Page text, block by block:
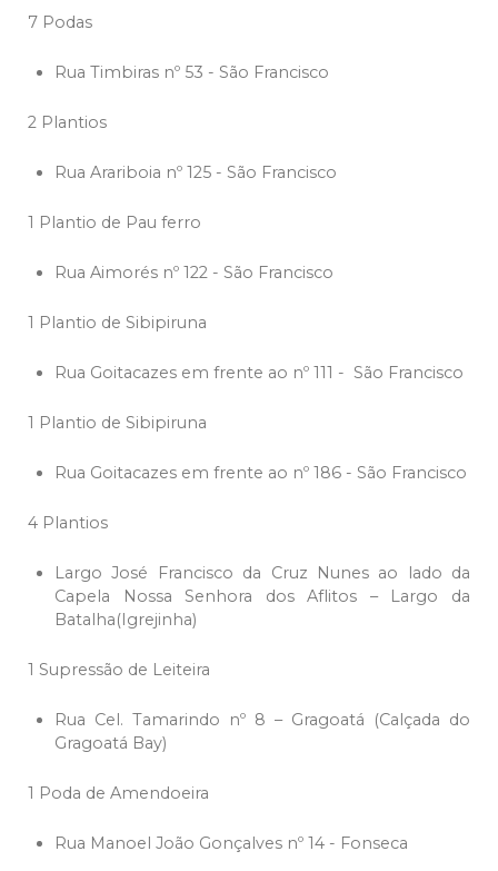
7 Podas
Rua Timbiras nº 53 - São Francisco
2 Plantios
Rua Arariboia nº 125 - São Francisco
1 Plantio de Pau ferro
Rua Aimorés nº 122 - São Francisco
1 Plantio de Sibipiruna
Rua Goitacazes em frente ao nº 111 - São Francisco
1 Plantio de Sibipiruna
Rua Goitacazes em frente ao nº 186 - São Francisco
4 Plantios
Largo José Francisco da Cruz Nunes ao lado da
Capela Nossa Senhora dos Aflitos – Largo da
Batalha(Igrejinha)
1 Supressão de Leiteira
Rua Cel. Tamarindo nº 8 – Gragoatá (Calçada do
Gragoatá Bay)
1 Poda de Amendoeira
Rua Manoel João Gonçalves nº 14 - Fonseca